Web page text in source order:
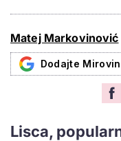
Matej Markovinović
Dodajte
Lisca,